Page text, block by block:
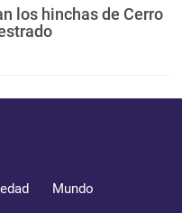
los hinchas de Cerro
Mundo